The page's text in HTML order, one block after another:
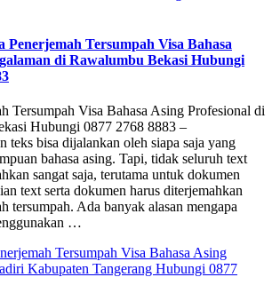
Penerjemah Tersumpah Visa Bahasa
di Rawalumbu Bekasi Hubungi
Tersumpah Visa Bahasa Asing Profesional di
Hubungi 0877 2768 8883 –
teks bisa dijalankan oleh siapa saja yang
bahasa asing. Tapi, tidak seluruh text
sangat saja, terutama untuk dokumen
text serta dokumen harus diterjemahkan
tersumpah. Ada banyak alasan mengapa
…